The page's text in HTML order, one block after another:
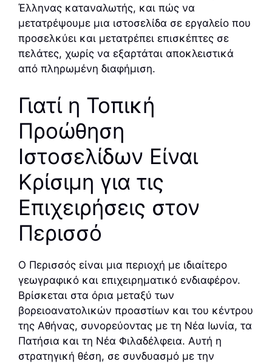
Έλληνας καταναλωτής, και πώς να
μετατρέψουμε μια ιστοσελίδα σε εργαλείο που
προσελκύει και μετατρέπει επισκέπτες σε
πελάτες, χωρίς να εξαρτάται αποκλειστικά
από πληρωμένη διαφήμιση.
Γιατί η Τοπική
Προώθηση
Ιστοσελίδων Είναι
Κρίσιμη για τις
Επιχειρήσεις στον
Περισσό
Ο Περισσός είναι μια περιοχή με ιδιαίτερο
γεωγραφικό και επιχειρηματικό ενδιαφέρον.
Βρίσκεται στα όρια μεταξύ των
βορειοανατολικών προαστίων και του κέντρου
της Αθήνας, συνορεύοντας με τη Νέα Ιωνία, τα
Πατήσια και τη Νέα Φιλαδέλφεια. Αυτή η
στρατηγική θέση, σε συνδυασμό με την